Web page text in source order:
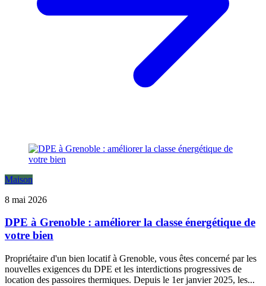
Maison
8 mai 2026
DPE à Grenoble : améliorer la classe énergétique de
votre bien
Propriétaire d'un bien locatif à Grenoble, vous êtes concerné par les
nouvelles exigences du DPE et les interdictions progressives de
location des passoires thermiques. Depuis le 1er janvier 2025, les...